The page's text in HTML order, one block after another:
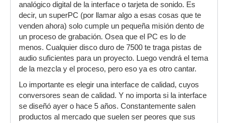
analógico digital de la interface o tarjeta de sonido. Es
decir, un superPC (por llamar algo a esas cosas que te
venden ahora) solo cumple un pequeña misión dento de
un proceso de grabación. Osea que el PC es lo de
menos. Cualquier disco duro de 7500 te traga pistas de
audio suficientes para un proyecto. Luego vendrá el tema
de la mezcla y el proceso, pero eso ya es otro cantar.
Lo importante es elegir una interface de calidad, cuyos
conversores sean de calidad. Y no importa si la interface
se diseñó ayer o hace 5 años. Constantemente salen
productos al mercado que suelen ser peores que sus